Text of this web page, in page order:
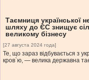
Таємниця української
шляху до ЄС знищує
великому бізнесу
[27 августа 2024 года]
Те, що зараз відбувається з
кров`ю, — велика державна